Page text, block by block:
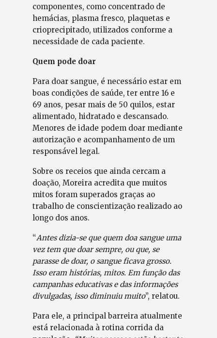
componentes, como concentrado de
hemácias, plasma fresco, plaquetas e
crioprecipitado, utilizados conforme a
necessidade de cada paciente.
Quem pode doar
Para doar sangue, é necessário estar em
boas condições de saúde, ter entre 16 e
69 anos, pesar mais de 50 quilos, estar
alimentado, hidratado e descansado.
Menores de idade podem doar mediante
autorização e acompanhamento de um
responsável legal.
Sobre os receios que ainda cercam a
doação, Moreira acredita que muitos
mitos foram superados graças ao
trabalho de conscientização realizado ao
longo dos anos.
“Antes dizia-se que quem doa sangue uma
vez tem que doar sempre, ou que, se
parasse de doar, o sangue ficava grosso.
Isso eram histórias, mitos. Em função das
campanhas educativas e das informações
divulgadas, isso diminuiu muito”, relatou.
Para ele, a principal barreira atualmente
está relacionada à rotina corrida da